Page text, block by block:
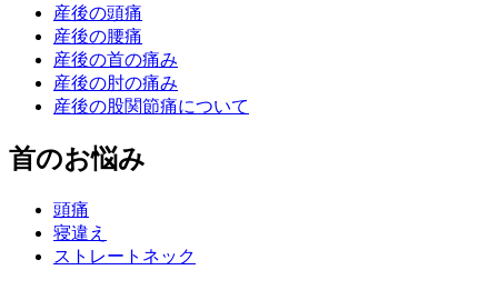
産後の頭痛
産後の腰痛
産後の首の痛み
産後の肘の痛み
産後の股関節痛について
首のお悩み
頭痛
寝違え
ストレートネック